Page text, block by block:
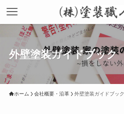
外壁塗装ガイドブック
ホーム 会社概要・沿革 外壁塗装ガイドブック